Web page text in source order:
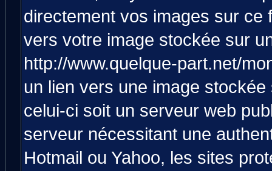
directement vos images sur ce
vers votre image stockée sur
http://www.quelque-part.net/
un lien vers une image
celui-ci soit un serveur web
serveur nécessitant une
Hotmail ou Yahoo, les sites